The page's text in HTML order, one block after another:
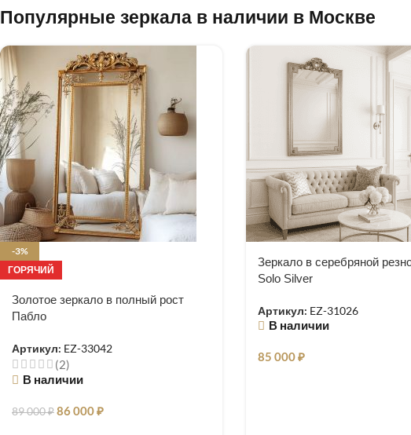
Популярные зеркала в наличии в Москве
-3%
ГОРЯЧИЙ
Золотое зеркало в полный рост
Пабло
Артикул: EZ-33042
(2)
В наличии
89 000₽86 000₽
Зеркало в серебряной
Solo Silver
Артикул: EZ-31026
В наличии
85 000₽